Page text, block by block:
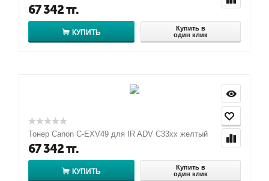
67 342тг.
КУПИТЬ
Купить в
один клик
Тонер Canon C-EXV49 для IR ADV C33xx желтый
67 342тг.
КУПИТЬ
Купить в
один клик